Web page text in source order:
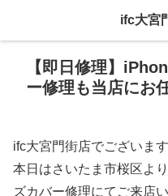
【即日修理】
ー修理も当店にお
ifc大宮門街店でございます
本日はさいたま市桜区よ
ズカバー修理にてご来店
ifc大宮